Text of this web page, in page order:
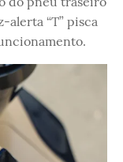
alerta “T” pisca